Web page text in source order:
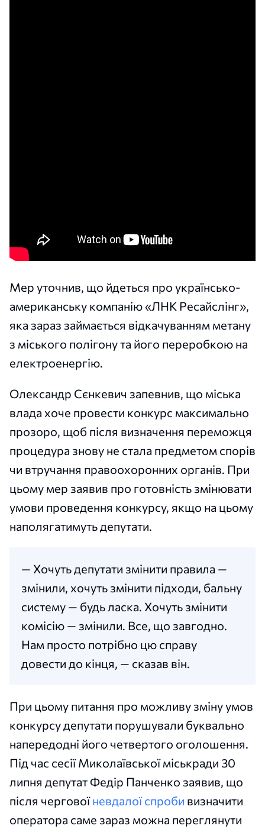
Мер уточнив, що йдеться про українсько-
американську компанію «ЛНК Ресайслінг»,
яка зараз займається відкачуванням метану
з міського полігону та його переробкою на
електроенергію.
Олександр Сєнкевич запевнив, що міська
влада хоче провести конкурс максимально
прозоро, щоб після визначення переможця
процедура знову не стала предметом спорів
чи втручання правоохоронних органів. При
цьому мер заявив про готовність змінювати
умови проведення конкурсу, якщо на цьому
наполягатимуть депутати.
— Хочуть депутати змінити правила —
змінили, хочуть змінити підходи, бальну
систему — будь ласка. Хочуть змінити
комісію — змінили. Все, що завгодно.
Нам просто потрібно цю справу
довести до кінця, — сказав він.
При цьому питання про можливу зміну умов
конкурсу депутати порушували буквально
напередодні його четвертого оголошення.
Під час сесії Миколаївської міськради 30
липня депутат Федір Панченко заявив, що
після черговоїневдалої спроби визначити
оператора саме зараз можна переглянути